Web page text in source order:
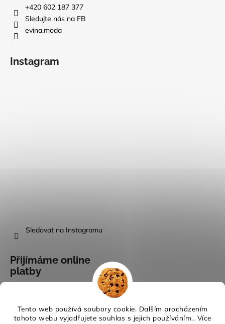
Tento web používá soubory cookie. Dalším procházením
tohoto webu vyjadřujete souhlas s jejich používáním.. Více
+420 602 187 377
Sledujte nás na FB
evina.moda
Instagram
Sledovat na Instagramu
Přijímáme online
platby